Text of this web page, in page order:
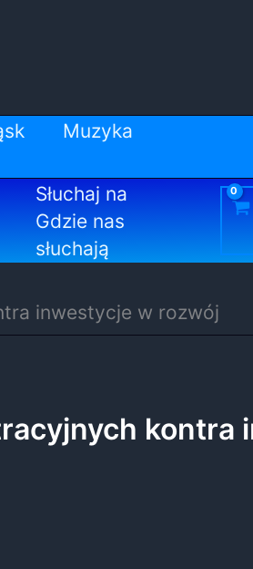
Muzyka
Słuchaj na
Gdzie nas
słuchają
inwestycje w rozwój
kontra